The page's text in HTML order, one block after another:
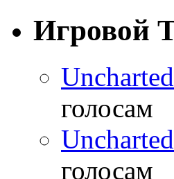
Игровой
голосам
голосам